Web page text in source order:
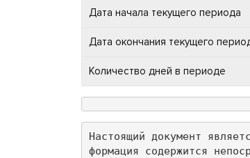
Дата начала текущего периода
Дата окончания текущего
Количество дней в периоде
Настоящий документ
формация содержится